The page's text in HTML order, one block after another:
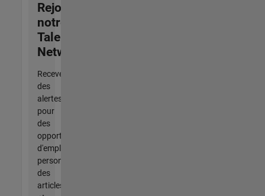
Rejoignez
notre
Talent
Network
Recevez
des
alertes
pour
des
opportunités
d'emploi
personnalisées,
des
articles